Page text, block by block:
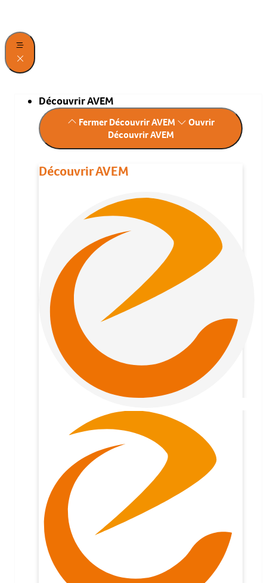
Découvrir AVEM
Fermer Découvrir AVEM
Ouvrir
Découvrir AVEM
Découvrir AVEM